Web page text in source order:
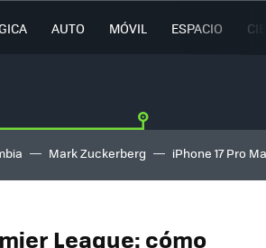
AUTO MÓVIL ESPACIO
Mark Zuckerberg iPhone 17 Pro
League: cómo